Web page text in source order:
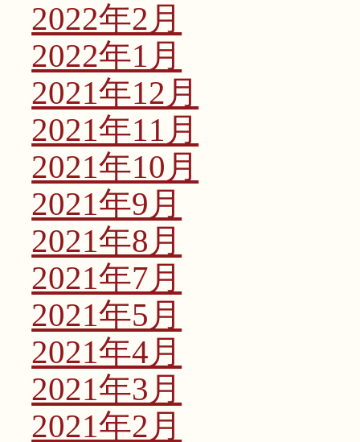
2022年2月
2022年1月
2021年12月
2021年11月
2021年10月
2021年9月
2021年8月
2021年7月
2021年5月
2021年4月
2021年3月
2021年2月